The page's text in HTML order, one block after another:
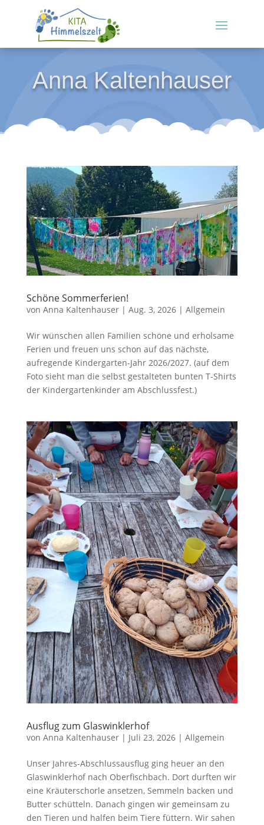
Anna Kaltenhauser
Schöne Sommerferien!
von Anna Kaltenhauser| Aug. 3, 2026| Allgemein
Wir wünschen allen Familien schöne und erholsame
Ferien und freuen uns schon auf das nächste,
aufregende Kindergarten-Jahr 2026/2027. (auf dem
Foto sieht man die selbst gestalteten bunten T-Shirts
der Kindergartenkinder am Abschlussfest.)
Ausflug zum Glaswinklerhof
von Anna Kaltenhauser| Juli 23, 2026| Allgemein
Unser Jahres-Abschlussausflug ging heuer an den
Glaswinklerhof nach Oberfischbach. Dort durften wir
eine Kräuterschorle ansetzen, Semmeln backen und
Butter schütteln. Danach gingen wir gemeinsam zu
den Tieren und halfen beim Tiere füttern. Wir sahen